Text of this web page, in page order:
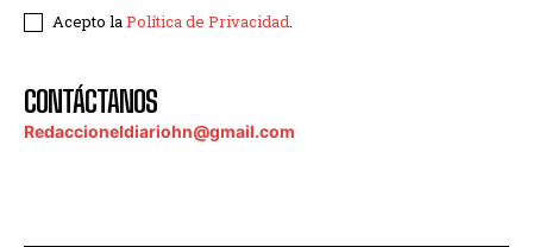
Acepto laPolítica de Privacidad.
CONTÁCTANOS
Redaccioneldiariohn@gmail.com